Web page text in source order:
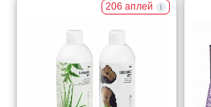
206 аплей